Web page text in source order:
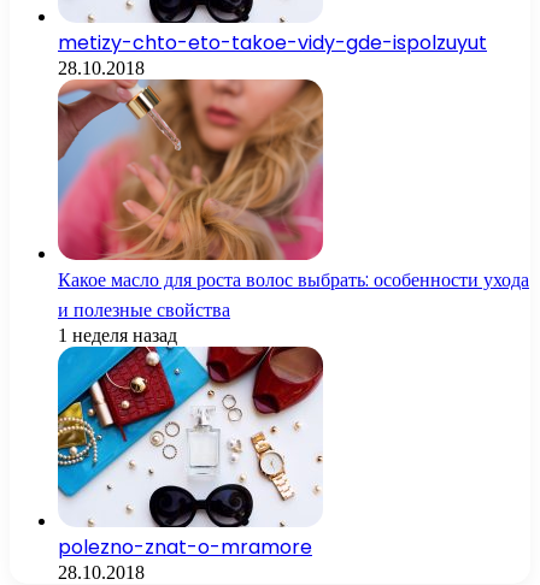
metizy-chto-eto-takoe-vidy-gde-ispolzuyut
28.10.2018
Какое масло для роста волос выбрать: особенности ухода
и полезные свойства
1 неделя назад
polezno-znat-o-mramore
28.10.2018